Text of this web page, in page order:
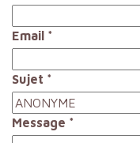
Email *
Sujet *
Message *